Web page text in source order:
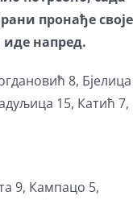
пронађе своје
иде напред.
8, Бјелица
15, Катић 7,
9, Кампацо 5,